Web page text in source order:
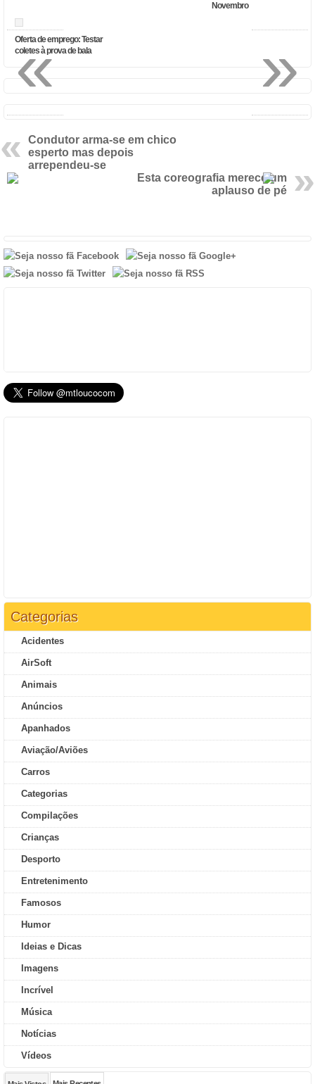
Novembro
Oferta de emprego: Testar
coletes à prova de bala
Condutor arma-se em chico
esperto mas depois
arrependeu-se
Esta coreografia merece um
aplauso de pé
Categorias
Acidentes
AirSoft
Animais
Anúncios
Apanhados
Aviação/Aviões
Carros
Categorias
Compilações
Crianças
Desporto
Entretenimento
Famosos
Humor
Ideias e Dicas
Imagens
Incrível
Música
Notícias
Vídeos
»
«